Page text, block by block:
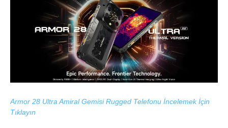
Armor 28 Ultra Amiral Gemisi Rugged Telefonu İncelemek İçin
Tıklayın